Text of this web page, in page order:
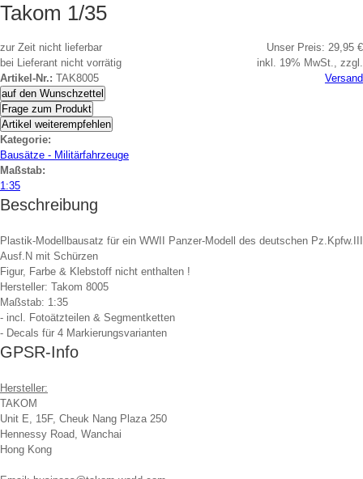
Takom 1/35
zur Zeit nicht lieferbar
bei Lieferant nicht vorrätig
Artikel-Nr.: TAK8005
auf den Wunschzettel
Frage zum Produkt
Artikel weiterempfehlen
Unser Preis: 29,95 €
inkl. 19% MwSt., zzgl.
Versand
Kategorie:
Bausätze - Militärfahrzeuge
Maßstab:
1:35
Beschreibung
Plastik-Modellbausatz für ein WWII Panzer-Modell des deutschen Pz.Kpfw.III
Ausf.N mit Schürzen
Figur, Farbe & Klebstoff nicht enthalten !
Hersteller: Takom 8005
Maßstab: 1:35
- incl. Fotoätzteilen & Segmentketten
- Decals für 4 Markierungsvarianten
GPSR-Info
Hersteller:
TAKOM
Unit E, 15F, Cheuk Nang Plaza 250
Hennessy Road, Wanchai
Hong Kong